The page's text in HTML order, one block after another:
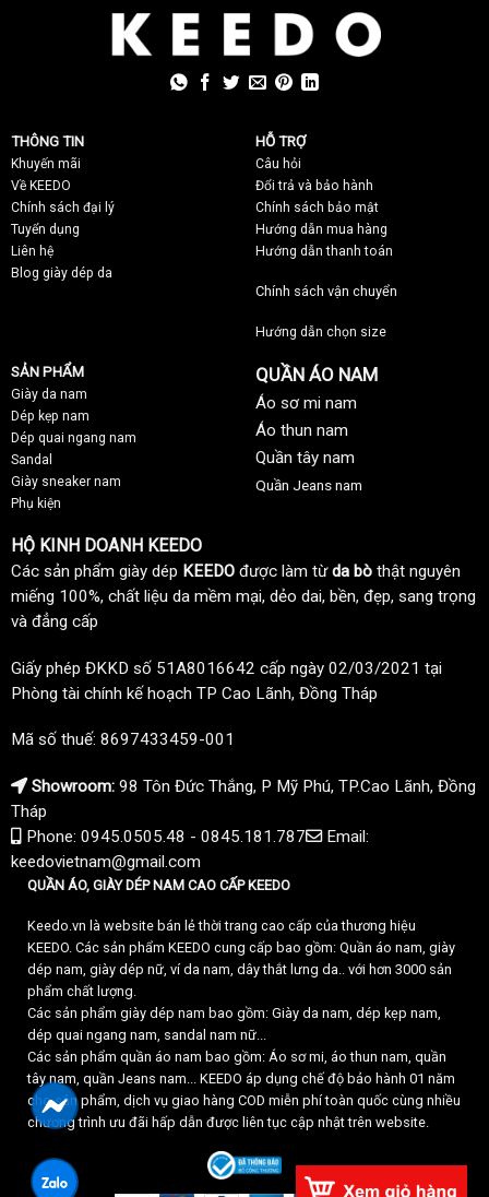
THÔNG TIN
Khuyến mãi
Về KEEDO
Chính sách đại lý
Tuyển dụng
Liên hệ
Blog giày dép da
HỖ TRỢ
Câu hỏi
Đổi trả và bảo hành
Chính sách bảo mật
Hướng dẫn mua hàng
Hướng dẫn thanh toán
Chính sách vận chuyển
Hướng dẫn chọn size
SẢN PHẨM
Giày da nam
Dép kẹp nam
Dép quai ngang nam
Sandal
Giày sneaker nam
Phụ kiện
QUẦN ÁO NAM
Áo sơ mi nam
Áo thun nam
Quần tây nam
Quần Jeans nam
HỘ KINH DOANH KEEDO
Các sản phẩm giày dép KEEDO được làm từda bò thật nguyên
miếng 100%, chất liệu da mềm mại, dẻo dai, bền, đẹp, sang trọng
và đẳng cấp
Giấy phép ĐKKD số 51A8016642 cấp ngày 02/03/2021 tại
Phòng tài chính kế hoạch TP Cao Lãnh, Đồng Tháp
Mã số thuế: 8697433459-001
Showroom: 98 Tôn Đức Thắng, P Mỹ Phú, TP.Cao Lãnh, Đồng
Tháp
Phone: 0945.0505.48 - 0845.181.787
Email:
keedovietnam@gmail.com
QUẦN ÁO, GIÀY DÉP NAM CAO CẤP KEEDO
Keedo.vn là website bán lẻ thời trang cao cấp của thương hiệu
KEEDO. Các sản phẩm KEEDO cung cấp bao gồm: Quần áo nam, giày
dép nam, giày dép nữ, ví da nam, dây thắt lưng da.. với hơn 3000 sản
phẩm chất lượng.
Các sản phẩm giày dép nam bao gồm: Giày da nam, dép kẹp nam,
dép quai ngang nam, sandal nam nữ...
Các sản phẩm quần áo nam bao gồm: Áo sơ mi, áo thun nam, quần
tây nam, quần Jeans nam... KEEDO áp dụng chế độ bảo hành 01 năm
cho sản phẩm, dịch vụ giao hàng COD miễn phí toàn quốc cùng nhiều
chương trình ưu đãi hấp dẫn được liên tục cập nhật trên website.